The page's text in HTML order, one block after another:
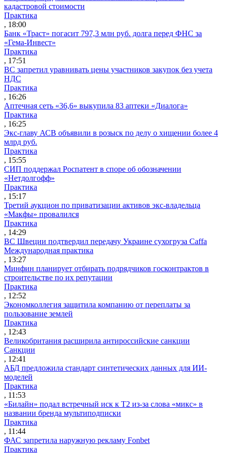
кадастровой стоимости
Практика
, 18:00
Банк «Траст» погасит 797,3 млн руб. долга перед ФНС за
«Гема-Инвест»
Практика
, 17:51
ВС запретил уравнивать цены участников закупок без учета
НДС
Практика
, 16:26
Аптечная сеть «36,6» выкупила 83 аптеки «Диалога»
Практика
, 16:25
Экс-главу АСВ объявили в розыск по делу о хищении более 4
млрд руб.
Практика
, 15:55
СИП поддержал Роспатент в споре об обозначении
«Нетдолгофф»
Практика
, 15:17
Третий аукцион по приватизации активов экс-владельца
«Макфы» провалился
Практика
, 14:29
ВС Швеции подтвердил передачу Украине сухогруза Caffa
Международная практика
, 13:27
Минфин планирует отбирать подрядчиков госконтрактов в
строительстве по их репутации
Практика
, 12:52
Экономколлегия защитила компанию от переплаты за
пользование землей
Практика
, 12:43
Великобритания расширила антироссийские санкции
Санкции
, 12:41
АБД предложила стандарт синтетических данных для ИИ-
моделей
Практика
, 11:53
«Билайн» подал встречный иск к Т2 из-за слова «микс» в
названии бренда мультиподписки
Практика
, 11:44
ФАС запретила наружную рекламу Fonbet
Практика